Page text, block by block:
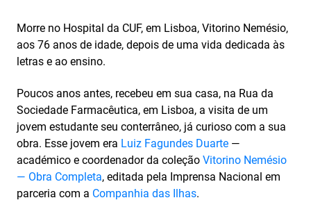
Morre no Hospital da CUF, em Lisboa, Vitorino Nemésio,
aos 76 anos de idade, depois de uma vida dedicada às
letras e ao ensino.
Poucos anos antes, recebeu em sua casa, na Rua da
Sociedade Farmacêutica, em Lisboa, a visita de um
jovem estudante seu conterrâneo, já curioso com a sua
obra. Esse jovem era Luiz Fagundes Duarte —
académico e coordenador da coleção Vitorino Nemésio
— Obra Completa, editada pela Imprensa Nacional em
parceria com a Companhia das Ilhas.